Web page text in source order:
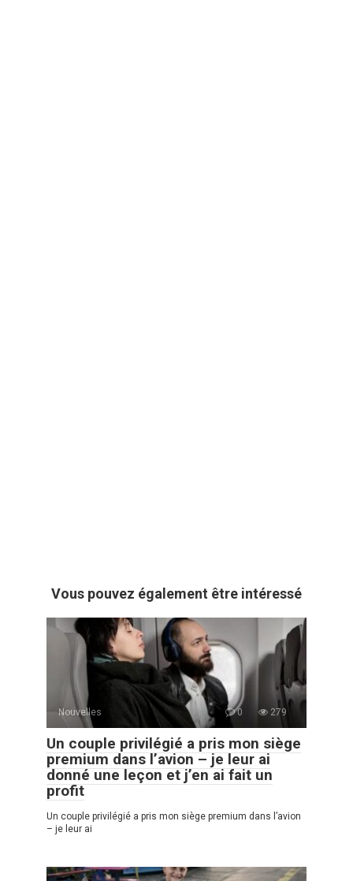
Vous pouvez également être intéressé
Nouvelles 0 279
Un couple privilégié a pris mon siège
premium dans l’avion – je leur ai
donné une leçon et j’en ai fait un
profit
Un couple privilégié a pris mon siège premium dans l’avion
– je leur ai